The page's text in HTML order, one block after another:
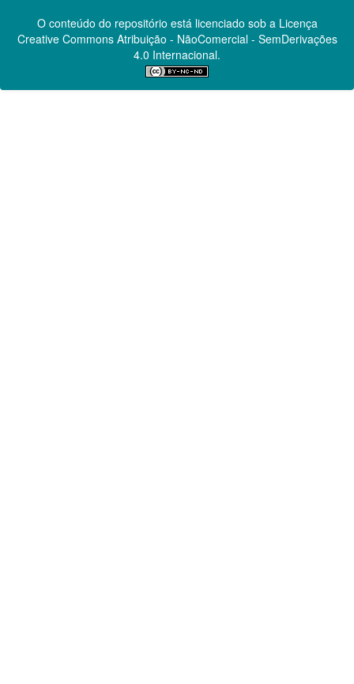
O conteúdo do repositório está licenciado sob a Licença
Creative CommonsAtribuição - NãoComercial - SemDerivações
4.0 Internacional.